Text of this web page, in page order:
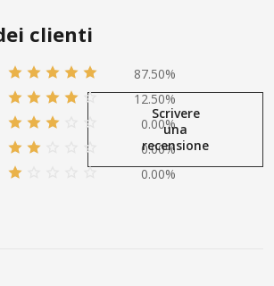
clienti
87.50%
12.50%
0.00%
0.00%
0.00%
Scrivere
una
recensione